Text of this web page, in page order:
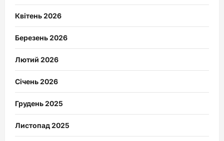
Квітень 2026
Березень 2026
Лютий 2026
Січень 2026
Грудень 2025
Листопад 2025